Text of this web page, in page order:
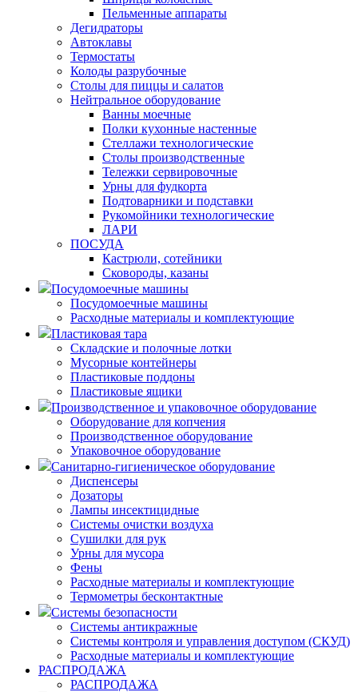
Пельменные аппараты
Дегидраторы
Автоклавы
Термостаты
Колоды разрубочные
Столы для пиццы и салатов
Нейтральное оборудование
Ванны моечные
Полки кухонные настенные
Стеллажи технологические
Столы производственные
Тележки сервировочные
Урны для фудкорта
Подтоварники и подставки
Рукомойники технологические
ЛАРИ
ПОСУДА
Кастрюли, сотейники
Сковороды, казаны
Посудомоечные машины
Посудомоечные машины
Расходные материалы и комплектующие
Пластиковая тара
Складские и полочные лотки
Мусорные контейнеры
Пластиковые поддоны
Пластиковые ящики
Производственное и упаковочное оборудование
Оборудование для копчения
Производственное оборудование
Упаковочное оборудование
Санитарно-гигиеническое оборудование
Диспенсеры
Дозаторы
Лампы инсектицидные
Системы очистки воздуха
Сушилки для рук
Урны для мусора
Фены
Расходные материалы и комплектующие
Термометры бесконтактные
Системы безопасности
Системы антикражные
Системы контроля и управления доступом (СКУД)
Расходные материалы и комплектующие
РАСПРОДАЖА
РАСПРОДАЖА